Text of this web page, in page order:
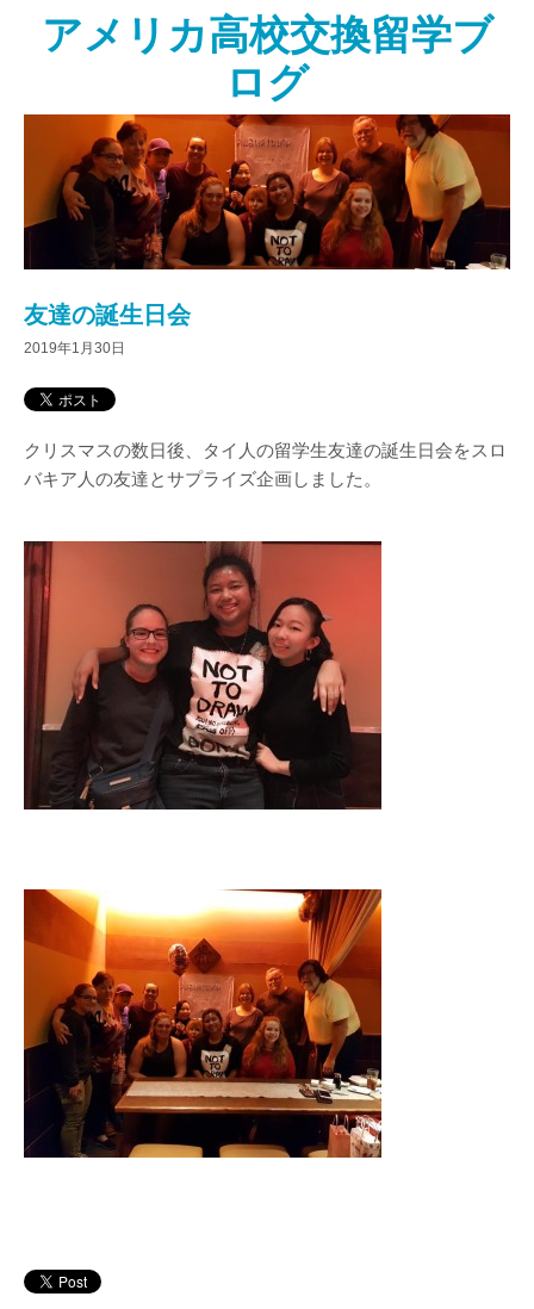
アメリカ高校交換留学ブ
ログ
友達の誕生日会
2019年1月30日
クリスマスの数日後、タイ人の留学生友達の誕生日会をスロ
バキア人の友達とサプライズ企画しました。